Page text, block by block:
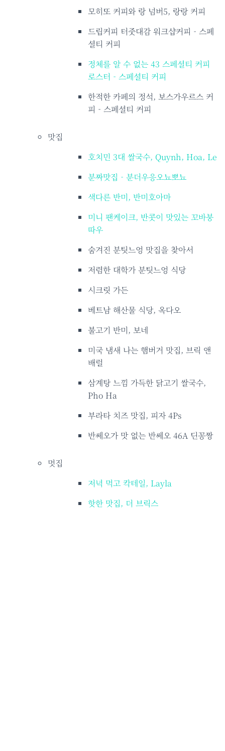
모히또 커피와 랑 넘버5, 랑랑 커피
드립커피 터줏대감 워크샵커피 - 스페
셜티 커피
정체를 알 수 없는 43 스페셜티 커피
로스터 - 스페셜티 커피
한적한 카페의 정석, 보스가우르스 커
피 - 스페셜티 커피
맛집
호치민 3대 쌀국수, Quynh, Hoa, Le
분짜맛집 - 분더우응오뇨뽀뇨
색다른 반미, 반미호아마
미니 팬케이크, 반콧이 맛있는 꼬바붕
따우
숨겨진 분팃느엉 맛집을 찾아서
저렴한 대학가 분팃느엉 식당
시크릿 가든
베트남 해산물 식당, 옥다오
불고기 반미, 보네
미국 냄새 나는 햄버거 맛집, 브릭 앤
배럴
삼계탕 느낌 가득한 닭고기 쌀국수,
Pho Ha
부라타 치즈 맛집, 피자 4Ps
반쎄오가 맛 없는 반쎄오 46A 딘꽁짱
멋집
저녁 먹고 칵테일, Layla
핫한 맛집, 더 브릭스